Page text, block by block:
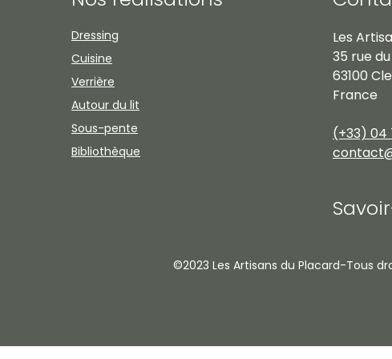
Dressing
Cuisine
Verrière
Autour du lit
Sous-pente
Bibliothèque
Les
35 rue
63100
France
(+33) 04
©2023 Les Artisans du Placard-Tous